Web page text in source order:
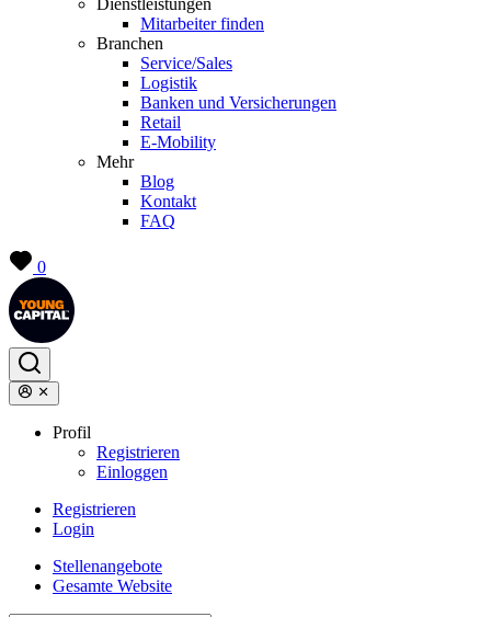
Dienstleistungen
Mitarbeiter finden
Branchen
Service/Sales
Logistik
Banken und Versicherungen
Retail
E-Mobility
Mehr
Blog
Kontakt
FAQ
0
Profil
Registrieren
Einloggen
Registrieren
Login
Stellenangebote
Gesamte Website